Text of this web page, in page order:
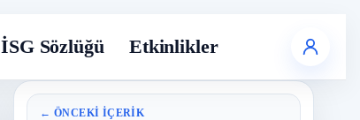
İSG Sözlüğü Etkinlikler
← ÖNCEKI İÇERIK